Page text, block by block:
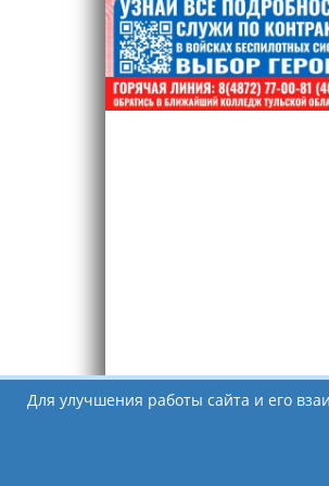
Для улучшения работы сайта и его